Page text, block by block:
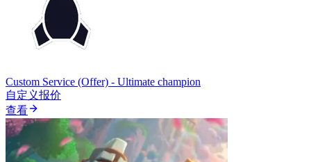
Custom Service (Offer) - Ultimate champion
自定义报价
查看